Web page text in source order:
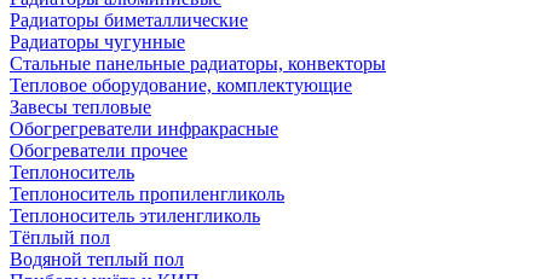
Радиаторы биметаллические
Радиаторы чугунные
Стальные панельные радиаторы, конвекторы
Тепловое оборудование, комплектующие
Завесы тепловые
Обогрегреватели инфракрасные
Обогреватели прочее
Теплоноситель
Теплоноситель пропиленгликоль
Теплоноситель этиленгликоль
Тёплый пол
Водяной теплый пол